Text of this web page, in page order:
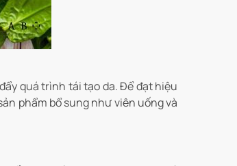
quá trình tái tạo da. Để đạt hiệu
phẩm bổ sung như viên uống và